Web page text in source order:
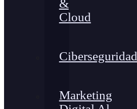
&
Cloud
Ciberseguridad
Marketing